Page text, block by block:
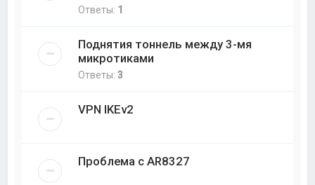
Ответы: 1
Поднятия тоннель между 3-мя
микротиками
Ответы:3
VPN IKEv2
Проблема с AR8327